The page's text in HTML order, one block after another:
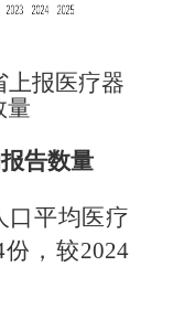
上报医疗器
量
告数量
口平均医疗
份，较2024